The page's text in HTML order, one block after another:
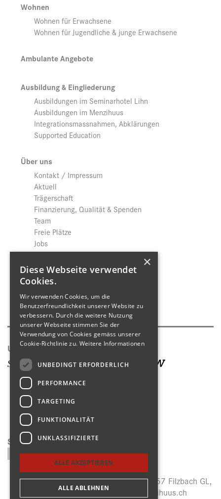
Wohnen
Wohnen für Erwachsene
Wohnen für Jugendliche & junge Erwachsene
Ambulante Angebote
Ausbildung & Eingliederung
Ausbildungen im Seminarhotel Lihn
Ausbildungen im Menzihuus
Integrationsmassnahmen, Abklärungen
Supported Education
Über uns
Kontakt / Impressum
Aktuell
Trägerschaft
Finanzierung, Qualität & Spenden
Team
Freie Plätze
Jobs
Download
Datenschutz
Shop
Produktkatalog
Unsere Seiten
Suchen
Menzihuus, Panoramastrasse 27, CH-8757 Filzbach GL,
+41 (0)55 614 64 14,
info@menzihuus.ch
×
Diese Webseite verwendet
Cookies.
Wir verwenden Cookies, um die
Benutzerfreundlichkeit unserer Website zu
verbessern. Durch die weitere Nutzung
unserer Webseite stimmen Sie der
Verwendung von Cookies gemäss unserer
Cookie-Richtlinie zu. Weitere Informationen
UNBEDINGT ERFORDERLICH
PERFORMANCE
TARGETING
FUNKTIONALITÄT
UNKLASSIFIZIERTE
ALLE AKZEPTIEREN
ALLE ABLEHNEN